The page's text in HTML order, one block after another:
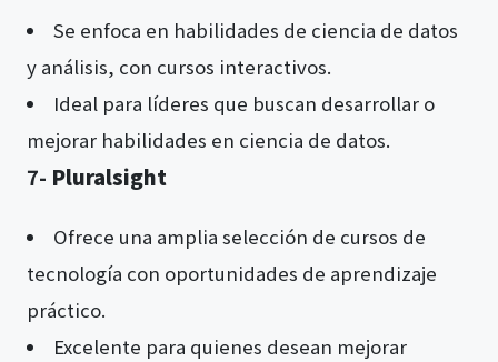
Se enfoca en habilidades de ciencia de datos
y análisis, con cursos interactivos.
Ideal para líderes que buscan desarrollar o
mejorar habilidades en ciencia de datos​​.
7- Pluralsight
Ofrece una amplia selección de cursos de
tecnología con oportunidades de aprendizaje
práctico.
Excelente para quienes desean mejorar